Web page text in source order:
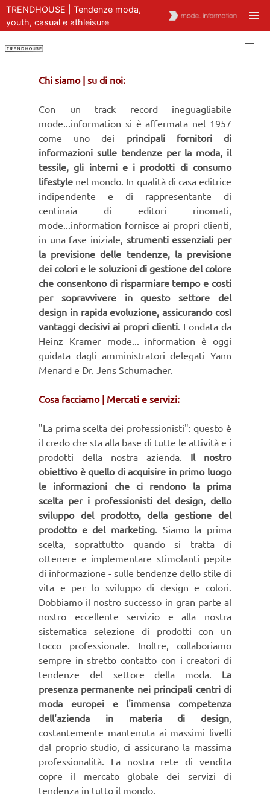
TRENDHOUSE | Tendenze moda,
youth, casual e athleisure
Chi siamo | su di noi:
Con un track record ineguagliabile
mode...information si è affermata nel 1957
come uno dei principali fornitori di
informazioni sulle tendenze per la moda, il
tessile, gli interni e i prodotti di consumo
lifestyle nel mondo. In qualità di casa editrice
indipendente e di rappresentante di
centinaia di editori rinomati,
mode...information fornisce ai propri clienti,
in una fase iniziale, strumenti essenziali per
la previsione delle tendenze, la previsione
dei colori e le soluzioni di gestione del colore
che consentono di risparmiare tempo e costi
per sopravvivere in questo settore del
design in rapida evoluzione, assicurando così
vantaggi decisivi ai propri clienti. Fondata da
Heinz Kramer mode... information è oggi
guidata dagli amministratori delegati Yann
Menard e Dr. Jens Schumacher.
Cosa facciamo | Mercati e servizi:
"La prima scelta dei professionisti": questo è
il credo che sta alla base di tutte le attività e i
prodotti della nostra azienda. Il nostro
obiettivo è quello di acquisire in primo luogo
le informazioni che ci rendono la prima
scelta per i professionisti del design, dello
sviluppo del prodotto, della gestione del
prodotto e del marketing. Siamo la prima
scelta, soprattutto quando si tratta di
ottenere e implementare stimolanti pepite
di informazione - sulle tendenze dello stile di
vita e per lo sviluppo di design e colori.
Dobbiamo il nostro successo in gran parte al
nostro eccellente servizio e alla nostra
sistematica selezione di prodotti con un
tocco professionale. Inoltre, collaboriamo
sempre in stretto contatto con i creatori di
tendenze del settore della moda. La
presenza permanente nei principali centri di
moda europei e l'immensa competenza
dell'azienda in materia di design,
costantemente mantenuta ai massimi livelli
dal proprio studio, ci assicurano la massima
professionalità. La nostra rete di vendita
copre il mercato globale dei servizi di
tendenza in tutto il mondo.